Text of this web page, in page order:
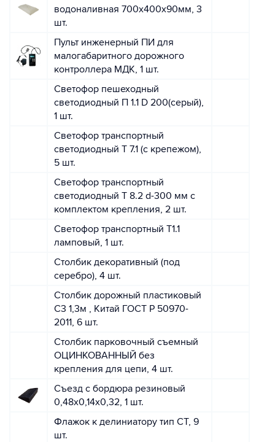
водоналивная 700х400х90мм, 3
шт.
Пульт инженерный ПИ для
малогабаритного дорожного
контроллера МДК, 1 шт.
Светофор пешеходный
светодиодный П 1.1 D 200(серый),
1 шт.
Светофор транспортный
светодиодный Т 7.1 (с крепежом),
5 шт.
Светофор транспортный
светодиодный Т 8.2 d-300 мм с
комплектом крепления, 2 шт.
Светофор транспортный Т1.1
ламповый, 1 шт.
Столбик декоративный (под
серебро), 4 шт.
Столбик дорожный пластиковый
С3 1,3м , Китай ГОСТ Р 50970-
2011, 6 шт.
Столбик парковочный съемный
ОЦИНКОВАННЫЙ без
крепления для цепи, 4 шт.
Съезд с бордюра резиновый
0,48х0,14х0,32, 1 шт.
Флажок к делиниатору тип СТ, 9
шт.